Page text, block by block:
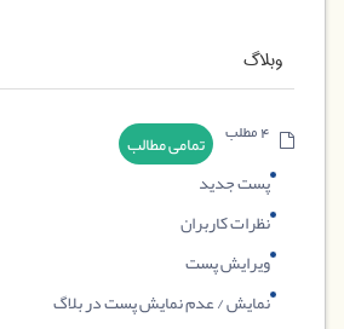
وبلاگ
4 مطلب
تمامی مطالب
پست جدید
نظرات کاربران
ویرایش پست
نمایش / عدم نمایش پست در بلاگ